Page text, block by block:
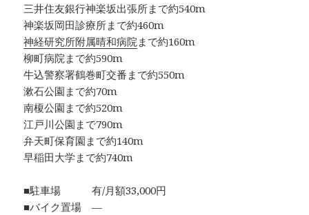
三井住友銀行神楽坂出張所まで約540m
神楽坂岡田診療所まで約460m
神経研究所附属晴和病院まで約160m
柳町病院まで約590m
牛込警察署鶴巻町交番まで約550m
漱石公園まで約70m
南榎公園まで約520m
江戸川公園まで790m
弁天町保育園まで約140m
早稲田大学まで約740m
■駐車場 有/月額33,000円
■バイク置場 ―